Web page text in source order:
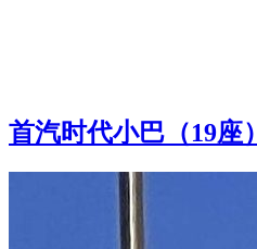
首汽时代小巴（19座）